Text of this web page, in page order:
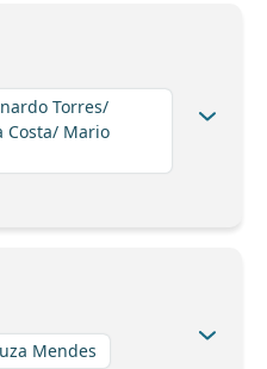
Torres/
Costa/ Mario
Mendes